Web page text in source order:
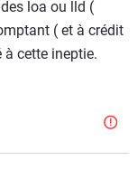
loa ou lld (
( et à crédit
cette ineptie.